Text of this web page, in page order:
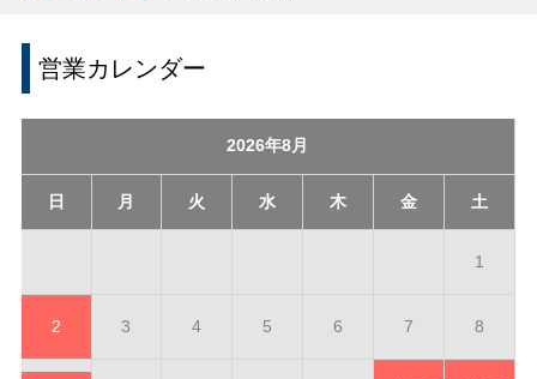
営業カレンダー
2026年8月
日 月 火 水 木 金 土
1
2 3 4 5 6 7 8